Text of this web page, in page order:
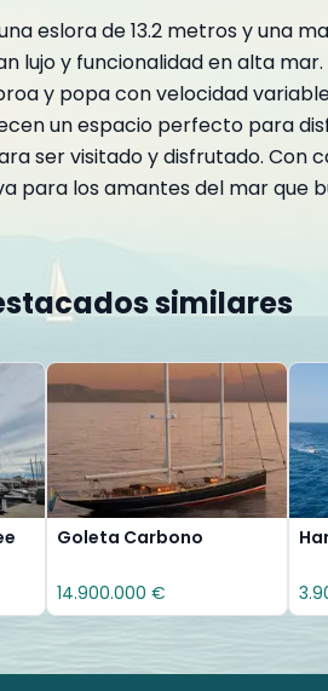
eslora de 13.2 metros y una
lujo y funcionalidad en alta mar.
y popa con velocidad
un espacio perfecto para
ser visitado y disfrutado.
para los amantes del mar que
similares
Goleta Carbono
14.900.000 €